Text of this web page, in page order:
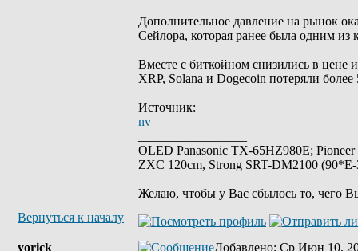
Дополнительное давление на рынок
Сейлора, которая ранее была одним
Вместе с биткойном снизились в цене
XRP, Solana и Dogecoin потеряли
Источник:
nv
OLED Panasonic TX-65HZ980E;
ZXC 120cm, Strong SRT-DM2100
Желаю, чтобы у Вас сбылось то, чего
Вернуться к началу
yorick
Добавлено: Ср Июн 10,